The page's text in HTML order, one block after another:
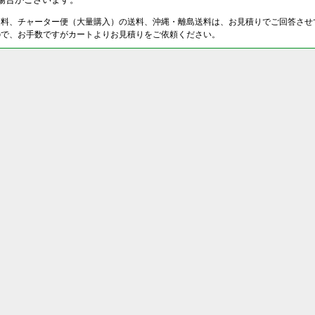
、チャーター便（大量購入）の送料、沖縄・離島送料は、お見積りでご回答させ
、お手数ですがカートよりお見積りをご依頼ください。